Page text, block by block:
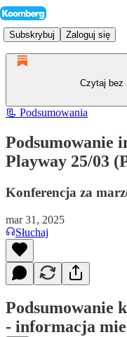
Subskrybuj Zaloguj się
Czytaj bez
📃 Podsumowania
Podsumowanie
Playway 25/03
Konferencja za
mar 31, 2025
Słuchaj
Podsumowanie
- informacja